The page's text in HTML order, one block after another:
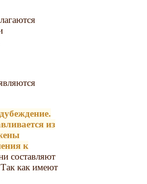
из
к
составляют
как имеют